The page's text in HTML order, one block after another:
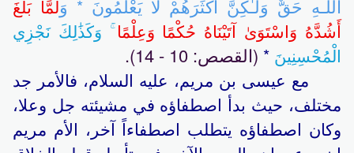
اللَّـهِ حَقٌّ وَلَـٰكِنَّ أَكْثَرَهُمْ لَا يَعْلَمُونَ* وَلَمَّا بَلَغَ
أَشُدَّهُ وَاسْتَوَىٰ آتَيْنَاهُ حُكْمًا وَعِلْمًاۚ وَكَذَٰلِكَ نَجْزِي
الْمُحْسِنِينَ * (القصص: 10 - 14).
مع عيسى بن مريم، عليه السلام، فالأمر جد
مختلف، حيث بدأ اصطفاؤه في مشيئته جل وعلا،
وكان اصطفاؤه يتطلب اصطفاءاً آخر، الأم مريم